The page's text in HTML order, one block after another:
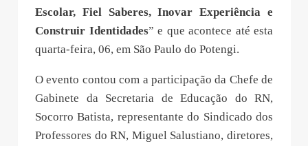
Escolar, Fiel Saberes, Inovar Experiência e
Construir Identidades” e que acontece até esta
quarta-feira, 06, em São Paulo do Potengi.
O evento contou com a participação da Chefe de
Gabinete da Secretaria de Educação do RN,
Socorro Batista, representante do Sindicado dos
Professores do RN, Miguel Salustiano, diretores,